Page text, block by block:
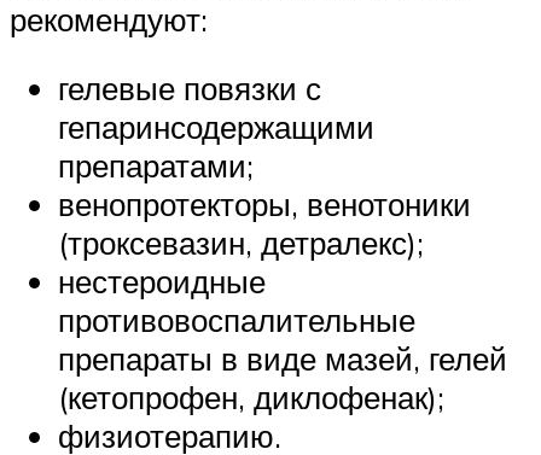
рекомендуют:
гелевые повязки с
гепаринсодержащими
препаратами;
венопротекторы, венотоники
(троксевазин, детралекс);
нестероидные
противовоспалительные
препараты в виде мазей, гелей
(кетопрофен, диклофенак);
физиотерапию.